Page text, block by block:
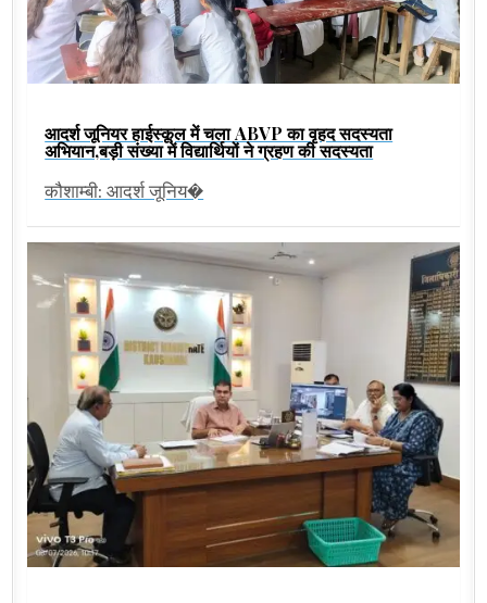
आदर्श जूनियर हाईस्कूल में चला ABVP का वृहद सदस्यता
अभियान,बड़ी संख्या में विद्यार्थियों ने ग्रहण की सदस्यता
कौशाम्बी: आदर्श जूनिय�